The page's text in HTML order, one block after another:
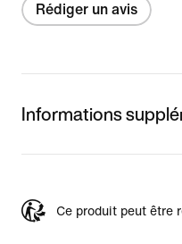
Rédiger un avis
Informations
Ce produit peut être